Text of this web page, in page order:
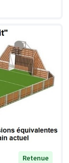
Retenue